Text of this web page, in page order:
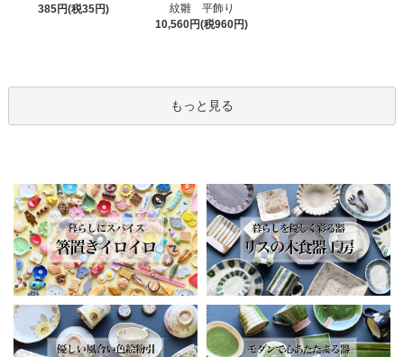
385円(税35円)
紋雛 平飾り
10,560円(税960円)
もっと見る